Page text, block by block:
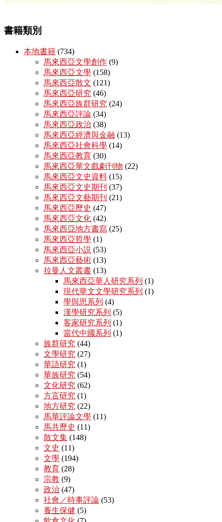
書籍類別
本地書籍 (734)
馬來西亞文學創作 (9)
馬來西亞文學 (158)
馬來西亞散文 (121)
馬來西亞研究 (46)
馬來西亞族群研究 (24)
馬來西亞評論 (34)
馬來西亞政治 (38)
馬來西亞經濟與金融 (13)
馬來西亞社會科學 (14)
馬來西亞教育 (30)
馬來西亞華文戲劇刊物 (22)
馬來西亞文史資料 (15)
馬來西亞文史期刊 (37)
馬來西亞文藝期刊 (21)
馬來西亞歷史 (47)
馬來西亞文化 (42)
馬來西亞地方書寫 (25)
馬來西亞哲學 (1)
馬來西亞小説 (53)
馬來西亞藝術 (13)
拉曼人文叢書 (13)
馬來西亞華人研究系列 (1)
現代華文文學研究系列 (1)
學與思系列 (4)
漢學研究系列 (5)
客家研究系列 (1)
當代中國系列 (1)
族群研究 (44)
文學研究 (27)
華語研究 (1)
華族研究 (54)
文化研究 (62)
方言研究 (1)
地方研究 (22)
馬華評論文學 (11)
馬共歷史 (11)
散文集 (148)
文史 (11)
文學 (194)
教育 (28)
宗教 (9)
政治 (47)
社會／時事評論 (53)
養生保健 (5)